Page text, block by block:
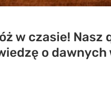
w czasie!
o